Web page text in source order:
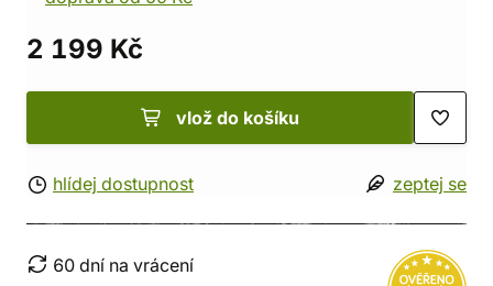
2 199 Kč
vlož do košíku
hlídej dostupnost zeptej se
60 dní na vrácení